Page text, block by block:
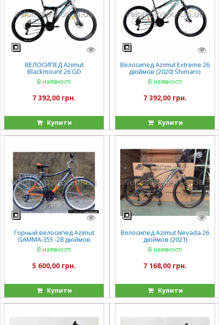
ВЕЛОСИПЕД Azimut
Blackmount 26 GD
В наявності
7 392,00 грн.
Купити
Велосипед Azimut Extreme 26
дюймов (2020) Shimano
В наявності
7 392,00 грн.
Купити
Горный велосипед Azimut
GAMMA-355 -28 дюймов
В наявності
5 600,00 грн.
Купити
Велосипед Azimut Nevada 26
дюймов (2021)
В наявності
7 168,00 грн.
Купити